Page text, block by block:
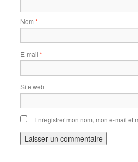
Nom *
E-mail *
Site web
Enregistrer mon nom, mon e-mail et